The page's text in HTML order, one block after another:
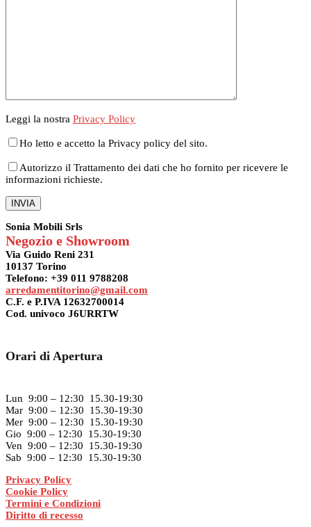
Leggi la nostra Privacy Policy
Ho letto e accetto la Privacy policy del sito.
Autorizzo il Trattamento dei dati che ho fornito per ricevere le
informazioni richieste.
Sonia Mobili Srls
Negozio e Showroom
Via Guido Reni 231
10137 Torino
Telefono: +39 011 9788208
arredamentitorino@gmail.com
C.F. e P.IVA 12632700014
Cod. univoco J6URRTW
Orari di Apertura
Lun 9:00 – 12:30 15.30-19:30
Mar 9:00 – 12:30 15.30-19:30
Mer 9:00 – 12:30 15.30-19:30
Gio 9:00 – 12:30 15.30-19:30
Ven 9:00 – 12:30 15.30-19:30
Sab 9:00 – 12:30 15.30-19:30
Privacy Policy
Cookie Policy
Termini e Condizioni
Diritto di recesso